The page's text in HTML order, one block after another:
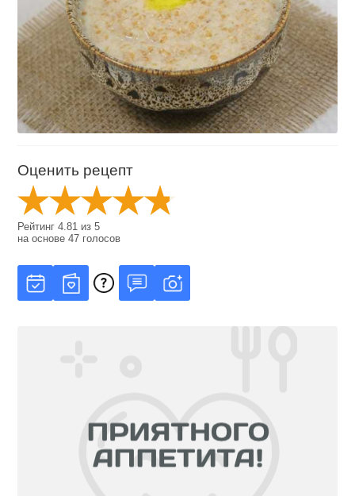
Оценить рецепт
Рейтинг4.81 из5
на основе47 голосов